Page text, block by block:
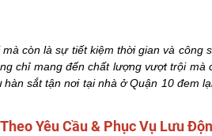
còn là sự tiết kiệm thời gian và
chỉ mang đến chất lượng vượt trội
hàn sắt tận nơi tại nhà ở Quận 10 đem
Yêu Cầu & Phục Vụ Lưu